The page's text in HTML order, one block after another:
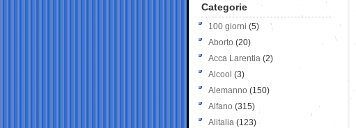
Categorie
100 giorni (5)
Aborto (20)
Acca Larentia (2)
Alcool (3)
Alemanno (150)
Alfano (315)
Alitalia (123)